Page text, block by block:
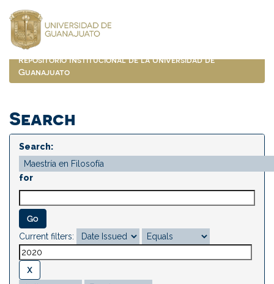
navigation
Repositorio Institucional de la Universidad de
Guanajuato
Search
Search:
for
Current filters: